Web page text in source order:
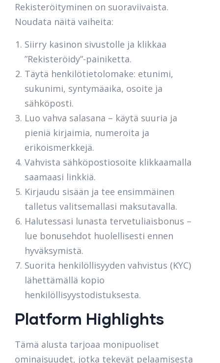
Rekisteröityminen on suoraviivaista.
Noudata näitä vaiheita:
Siirry kasinon sivustolle ja klikkaa
”Rekisteröidy”-painiketta.
Täytä henkilötietolomake: etunimi,
sukunimi, syntymäaika, osoite ja
sähköposti.
Luo vahva salasana – käytä suuria ja
pieniä kirjaimia, numeroita ja
erikoismerkkejä.
Vahvista sähköpostiosoite klikkaamalla
saamaasi linkkiä.
Kirjaudu sisään ja tee ensimmäinen
talletus valitsemallasi maksutavalla.
Halutessasi lunasta tervetuliaisbonus –
lue bonusehdot huolellisesti ennen
hyväksymistä.
Suorita henkilöllisyyden vahvistus (KYC)
lähettämällä kopio
henkilöllisyystodistuksesta.
Platform Highlights
Tämä alusta tarjoaa monipuoliset
ominaisuudet, jotka tekevät pelaamisesta